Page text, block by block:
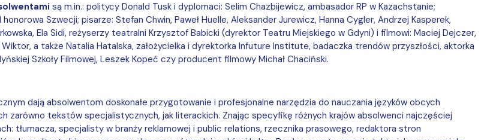
są m.in.: politycy Donald Tusk i dyplomaci: Selim Chazbijewicz, ambasador RP w Kazachstanie;
Szwecji; pisarze: Stefan Chwin, Paweł Huelle, Aleksander Jurewicz, Hanna Cygler, Andrzej Kasperek,
Ela Sidi, reżyserzy teatralni Krzysztof Babicki (dyrektor Teatru Miejskiego w Gdyni) i filmowi: Maciej Dejczer,
Wiktor, a także Natalia Hatalska, założycielka i dyrektorka Infuture Institute, badaczka trendów przyszłości, aktorka
Szkoły Filmowej, Leszek Kopeć czy producent filmowy Michał Chaciński.
dają absolwentom doskonałe przygotowanie i profesjonalne narzędzia do nauczania języków obcych
zarówno tekstów specjalistycznych, jak literackich. Znając specyfikę różnych krajów absolwenci najczęściej
tłumacza, specjalisty w branży reklamowej i public relations, rzecznika prasowego, redaktora stron